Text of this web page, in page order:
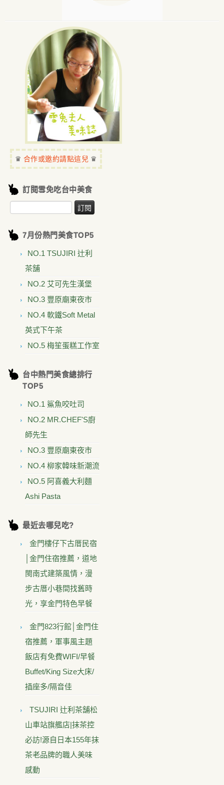
♛ 合作或邀約請點這兒 ♛
訂閱雪免吃台中美食
7月份熱門美食TOP5
NO.1 TSUJIRI 辻利
茶舗
NO.2 艾可先生漢堡
NO.3 豐原廟東夜市
NO.4 軟鐵Soft Metal
英式下午茶
NO.5 梅笙蛋糕工作室
台中熱門美食總排行
TOP5
NO.1 鯊魚咬吐司
NO.2 MR.CHEF'S廚
師先生
NO.3 豐原廟東夜市
NO.4 柳家韓味新潮流
NO.5 阿喜義大利麵
Ashi Pasta
最近去哪兒吃?
金門樓仔下古厝民宿
│金門住宿推薦，道地
閩南式建築風情，漫
步古厝小巷間找舊時
光，享金門特色早餐
金門823行館│金門住
宿推薦，軍事風主題
飯店有免費WIFI/早餐
Buffet/King Size大床/
插座多/隔音佳
TSUJIRI 辻利茶舗松
山車站旗艦店|抹茶控
必訪!源自日本155年抹
茶老品牌的職人美味
感動